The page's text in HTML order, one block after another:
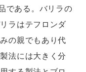
である。バリラの
ラはテフロンダ
の親でもあり代
法には大きく分